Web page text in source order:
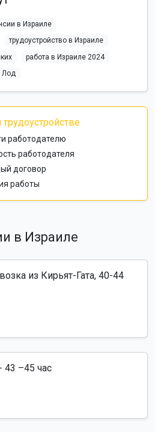
в Израиле
трудоустройство в Израиле
работа в Израиле 2024
Лод
работодателю
работодателя
договор
работы
в Израиле
из Кирьят-Гата, 40-44
–45 час